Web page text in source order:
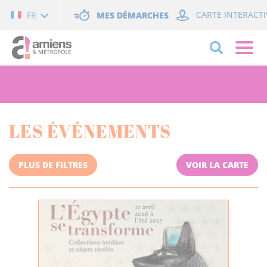
FR MES DÉMARCHES CARTE
LES ÉVÉNEMENTS
PLUS DE FILTRES VOIR LA CARTE